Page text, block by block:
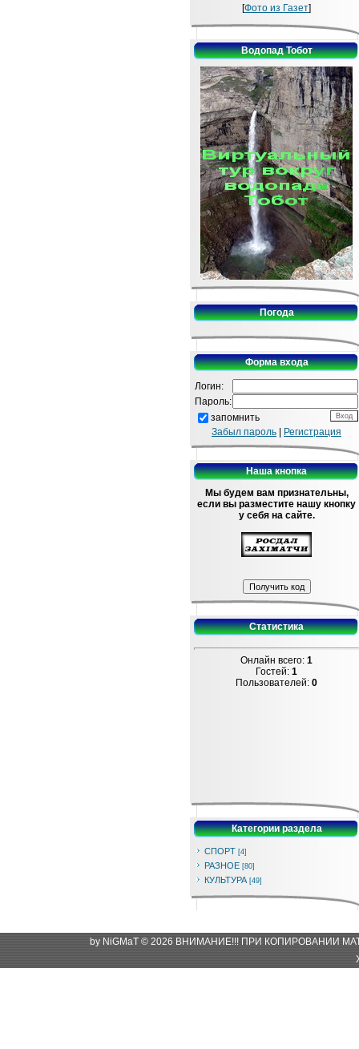
[Фото из Газет]
Водопад Тобот
Погода
Форма входа
Логин:
Пароль:
запомнить
Забыл пароль
Регистрация
Наша кнопка
Мы будем вам признательны,
если вы разместите нашу кнопку
у себя на сайте.
Статистика
Онлайн всего: 1
Гостей: 1
Пользователей: 0
Категории раздела
СПОРТ [4]
РАЗНОЕ [80]
КУЛЬТУРА [49]
by NiGMaT © 2026 ВНИМАНИЕ!!! ПРИ КОПИРОВАНИИ